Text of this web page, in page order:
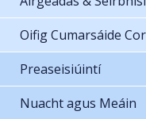
Oifig Cumarsáide
Preaseisiúintí
Nuacht agus Meáin